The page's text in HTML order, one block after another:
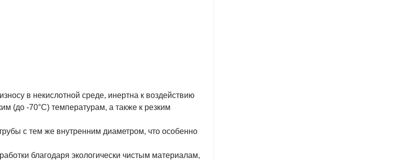
в некислотной среде, инертна к воздействию
(до -70°С) температурам, а также к резким
с тем же внутренним диаметром, что особенно
благодаря экологически чистым материалам,